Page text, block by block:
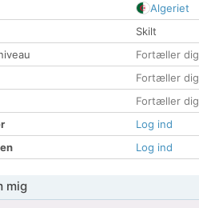
Algeriet
Skilt
Fortæller dig
Fortæller dig
Fortæller dig
Log ind
Log ind
mig